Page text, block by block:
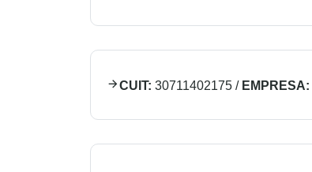
CUIT: 30711402175 / EMPRESA: